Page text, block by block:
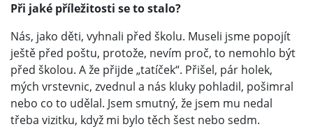
Při jaké příležitosti se to stalo?
Nás, jako děti, vyhnali před školu. Museli jsme popojít
ještě před poštu, protože, nevím proč, to nemohlo být
před školou. A že přijde „tatíček“. Přišel, pár holek,
mých vrstevnic, zvednul a nás kluky pohladil, pošimral
nebo co to udělal. Jsem smutný, že jsem mu nedal
třeba vizitku, když mi bylo těch šest nebo sedm.